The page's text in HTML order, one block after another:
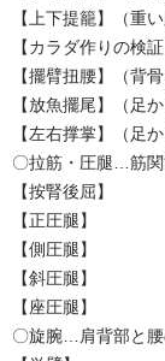
【上下提籠】（重
【カラダ作りの検証
【擺臂扭腰】（背
【放魚擺尾】（足
【左右撑掌】（足
〇拉筋・圧腿…筋
【按腎後屈】
【正圧腿】
【側圧腿】
【斜圧腿】
【座圧腿】
〇旋腕…肩背部と